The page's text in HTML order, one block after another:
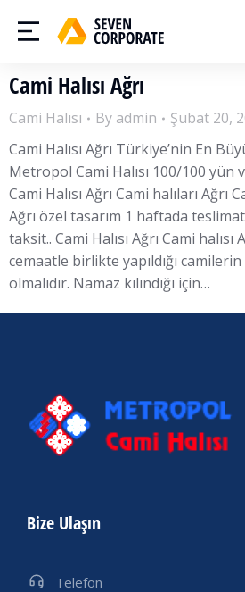
Cami Halısı Ağrı
Cami Halısı By admin
Şubat 20,
Cami Halısı Ağrı Türkiye’nin En
Metropol Cami Halısı 100/100 yün
Cami Halısı Ağrı Cami halıları Ağrı
Ağrı özel tasarım 1 haftada
taksit.. Cami Halısı Ağrı Cami
cemaatle birlikte yapıldığı camilerin
olmalıdır. Namaz kılındığı için…
Bize Ulaşın
Telefon